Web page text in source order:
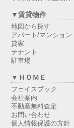
▼賃貸物件
地図から探す
アパート/マンション
貸家
テナント
駐車場
▼ＨＯＭＥ
フェイスブック
会社案内
不動産無料査定
お問い合わせ
個人情報保護の方針